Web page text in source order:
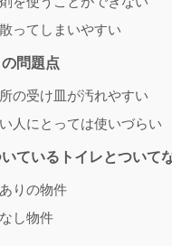
ってしまいやすい
問題点
の受け皿が汚れやすい
人にとっては使いづらい
ているトイレとついて
りの物件
し物件